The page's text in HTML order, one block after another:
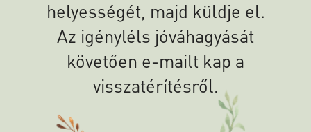
helyességét, majd küldje el.
Az igényléls jóváhagyását
követően e-mailt kap a
visszatérítésről.